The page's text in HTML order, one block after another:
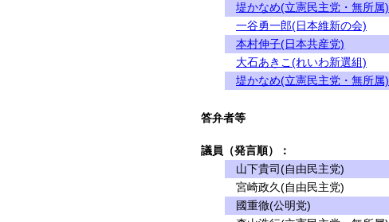
堤かなめ(立憲民主党・無所属)
一谷勇一郎(日本維新の会)
本村伸子(日本共産党)
大石あきこ(れいわ新選組)
堤かなめ(立憲民主党・無所属)
答弁者等
議員（発言順）：
山下貴司(自由民主党)
宮崎政久(自由民主党)
國重徹(公明党)